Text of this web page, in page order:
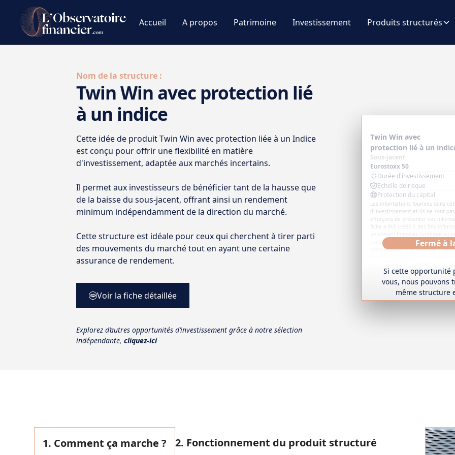
Accueil A propos Patrimoine Investissement Produits structurés
Nom de la structure :
Twin Win avec protection lié
à un indice
Cette idée de produit Twin Win avec protection liée à un Indice
est conçu pour offrir une flexibilité en matière
d'investissement, adaptée aux marchés incertains.
Il permet aux investisseurs de bénéficier tant de la hausse que
de la baisse du sous-jacent, offrant ainsi un rendement
minimum indépendamment de la direction du marché.
Cette structure est idéale pour ceux qui cherchent à tirer parti
des mouvements du marché tout en ayant une certaine
assurance de rendement.
Voir la fiche détaillée
Explorez d’autres opportunités d’investissement grâce à notre sélection
indépendante,cliquez-ici
Fermé à
Si cette opportunité
vous, nous pouvons
même structure
Twin Win avec
protection lié à un
Sous-jacent
Eurostoxx 50
Durée d'investissement
Echelle de risque
Protection du capital
Les informations fournies dans
d'investissement et ils ne sont
efforçons de présenter ces
fiche a été créée à des fins
sont encouragés à consulter les
chaque investissement sur un
fonction de votre situation
de votre tolérance au risque.
1. Comment ça marche ? 2. Fonctionnement du produit structuré